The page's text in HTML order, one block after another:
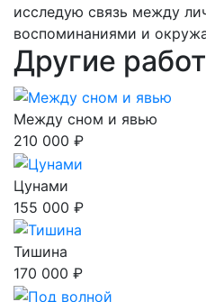
исследую связь между
воспоминаниями и
Другие
Между сном и явью
210 000 ₽
Цунами
155 000 ₽
Тишина
170 000 ₽